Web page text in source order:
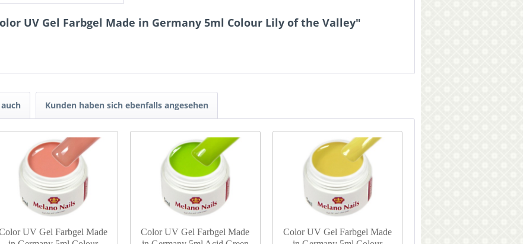
UV Gel Farbgel Made in Germany 5ml Colour Lily of the Valley"
Kunden haben sich ebenfalls angesehen
UV Gel Farbgel Made
Color UV Gel Farbgel Made
Color UV Gel Farbgel Made